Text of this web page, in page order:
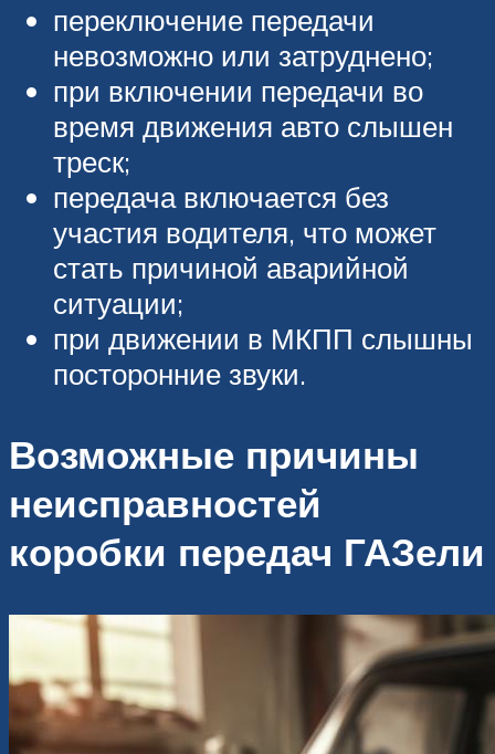
переключение передачи
невозможно или затруднено;
при включении передачи во
время движения авто слышен
треск;
передача включается без
участия водителя, что может
стать причиной аварийной
ситуации;
при движении в МКПП слышны
посторонние звуки.
Возможные причины
неисправностей
коробки передач ГАЗели